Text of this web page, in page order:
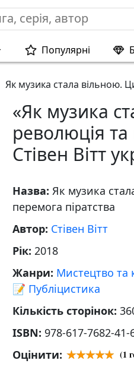
Популярні
Як музика стала вільною.
«Як музика
революція та
Стівен Вітт
Назва: Як музика
перемога піратства
Автор: Стівен Вітт
Рік: 2018
Жанри: Мистецтво та
📝 Публіцистика
Кількість сторінок:
ISBN: 978-617-7682-41-
Оцінити:
(1